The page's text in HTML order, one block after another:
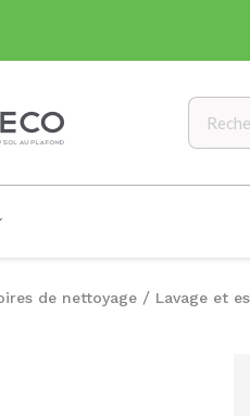
de nettoyage Lavage et